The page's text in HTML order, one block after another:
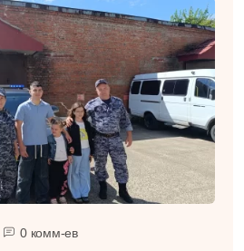
0
0 комм-ев Безопасность
начала проверки на
о схемах мошенников
дорогах Каширы развернулась
0 комм-ев